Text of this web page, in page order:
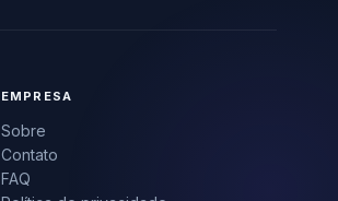
EMPRESA
Sobre
Contato
FAQ